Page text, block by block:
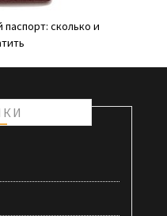
сколько и